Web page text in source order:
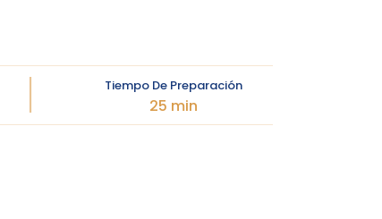
Tiempo De Preparación
25 min